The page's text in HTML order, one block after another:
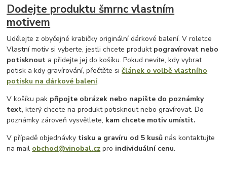
Dodejte produktu šmrnc vlastním
motivem
Udělejte z obyčejné krabičky originální dárkové balení. V roletce
Vlastní motiv si vyberte, jestli chcete produkt pogravírovat nebo
potisknout a přidejte jej do košíku. Pokud nevíte, kdy vybrat
potisk a kdy gravírování, přečtěte sičlánek o volbě vlastního
potisku na dárkové balení.
V košíku pak připojte obrázek nebo napište do poznámky
text, který chcete na produkt potisknout nebo gravírovat. Do
poznámky zároveň vysvětlete, kam chcete motiv umístit.
V případě objednávky tisku a gravíru od 5 kusů nás kontaktujte
na mail obchod@vinobal.cz pro individuální cenu.